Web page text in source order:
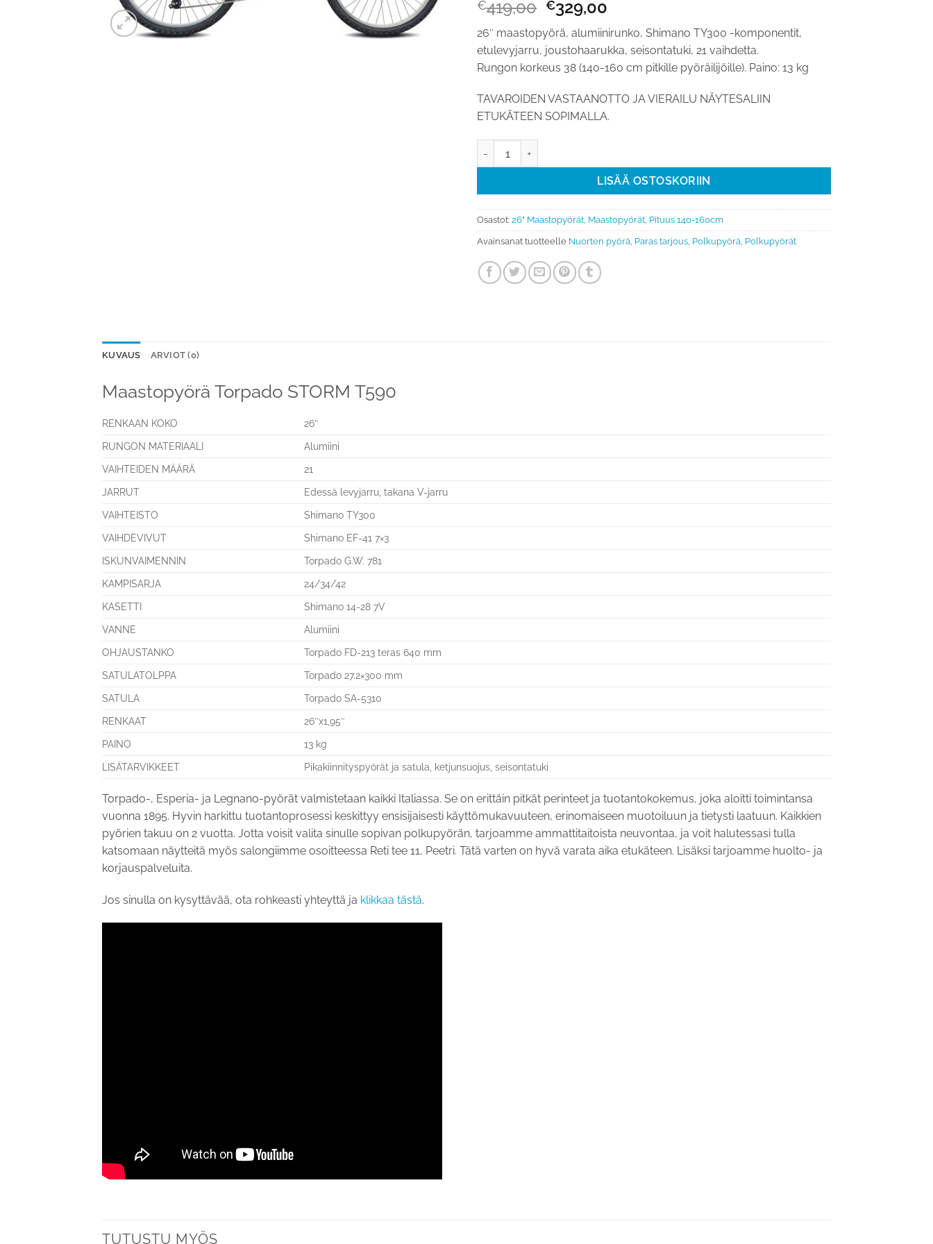
€419,00 Alkuperäinen
hinta
oli:
€419,00.
€329,00
hinta
on:
€329,00.
26″ maastopyörä, alumiinirunko, Shimano TY300 -komponentit,
etulevyjarru, joustohaarukka, seisontatuki, 21 vaihdetta.
Rungon korkeus 38 (140-160 cm pitkille pyöräilijöille). Paino: 13 kg
TAVAROIDEN VASTAANOTTO JA VIERAILU NÄYTESALIIN
ETUKÄTEEN SOPIMALLA.
LISÄÄ OSTOSKORIIN
Osastot: 26" Maastopyörät, Maastopyörät, Pituus 140-160cm
Avainsanat tuotteelle Nuorten pyörä, Paras tarjous, Polkupyörä, Polkupyörät
KUVAUS ARVIOT (0)
Maastopyörä Torpado STORM T590
RENKAAN KOKO
26″
RUNGON MATERIAALI
Alumiini
VAIHTEIDEN MÄÄRÄ
21
JARRUT
Edessä levyjarru, takana V-jarru
VAIHTEISTO
Shimano TY300
VAIHDEVIVUT
Shimano EF-41 7×3
ISKUNVAIMENNIN
Torpado G.W. 781
KAMPISARJA
24/34/42
KASETTI
Shimano 14-28 7V
VANNE
Alumiini
OHJAUSTANKO
Torpado FD-213 teras 640 mm
SATULATOLPPA
Torpado 27.2×300 mm
SATULA
Torpado SA-5310
RENKAAT
26″x1,95″
PAINO
13 kg
LISÄTARVIKKEET
Pikakiinnityspyörät ja satula, ketjunsuojus, seisontatuki
Torpado-, Esperia- ja Legnano-pyörät valmistetaan kaikki Italiassa. Se on erittäin pitkät perinteet ja tuotantokokemus, joka aloitti toimintansa
vuonna 1895. Hyvin harkittu tuotantoprosessi keskittyy ensisijaisesti käyttömukavuuteen, erinomaiseen muotoiluun ja tietysti laatuun. Kaikkien
pyörien takuu on 2 vuotta. Jotta voisit valita sinulle sopivan polkupyörän, tarjoamme ammattitaitoista neuvontaa, ja voit halutessasi tulla
katsomaan näytteitä myös salongiimme osoitteessa Reti tee 11, Peetri. Tätä varten on hyvä varata aika etukäteen. Lisäksi tarjoamme huolto- ja
korjauspalveluita.
Jos sinulla on kysyttävää, ota rohkeasti yhteyttä ja klikkaa tästä.
TUTUSTU MYÖS